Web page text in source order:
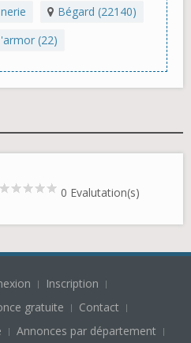
Bégard (22140)
(22)
0 Evalutation(s)
Inscription
gratuite
Contact
Annonces par département